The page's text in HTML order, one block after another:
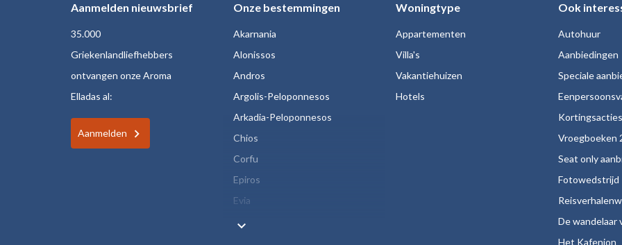
Aanmelden nieuwsbrief
35.000
Griekenlandliefhebbers
ontvangen onze Aroma
Elladas al:
Aanmelden
Onze bestemmingen
Akarnania
Alonissos
Andros
Argolis-Peloponnesos
Arkadia-Peloponnesos
Chios
Corfu
Epiros
Evia
keyboard_arrow_down
Woningtype
Appartementen
Villa's
Vakantiehuizen
Hotels
Ook
Autohuur
Aanbiedingen
Speciale
Kortingsacties
Vroegboeken
Seat only
Fotowedstrijd
De wandelaar
Het Kafenion